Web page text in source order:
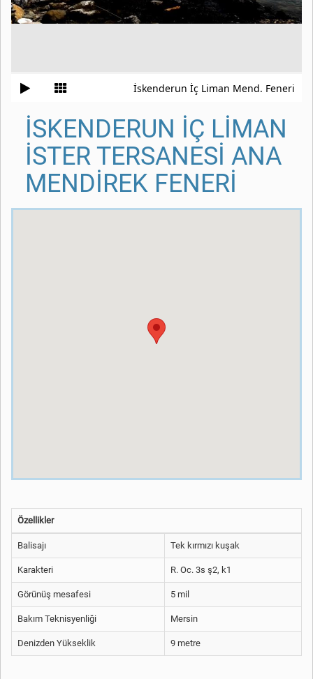
İskenderun İç Liman Mend. Feneri
İSKENDERUN İÇ LİMAN
İSTER TERSANESİ ANA
MENDİREK FENERİ
Özellikler
Balisajı Tek kırmızı kuşak
Karakteri R. Oc. 3s ş2, k1
Görünüş mesafesi 5 mil
Bakım Teknisyenliği Mersin
Denizden Yükseklik 9 metre